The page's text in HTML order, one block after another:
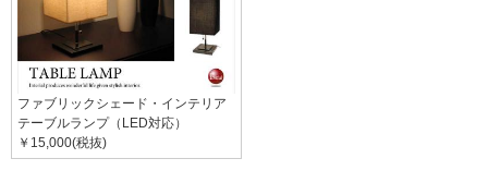
ファブリックシェード・インテリア
テーブルランプ（LED対応）
￥15,000(税抜)